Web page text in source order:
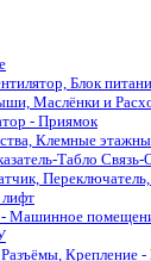
Блок
Маслёнки и
- Приямок
Клемные
Табло
- Машинное
Крепление